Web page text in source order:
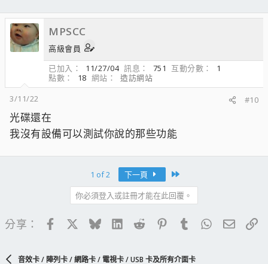
MPSCC
高級會員
已加入
11/27/04 訊息 751 互動分數
1
點數
18 網站
造訪網站
3/11/22
#10
光碟還在
我沒有設備可以測試你說的那些功能
1 of 2 下一頁
你必須登入或註冊才能在此回覆。
分享： FacebookBlueskyLinkedIn
Reddit PinterestTumblrWhatsApp
電子
音效卡 / 陣列卡 / 網路卡 / 電視卡 / USB 卡及所有介面卡